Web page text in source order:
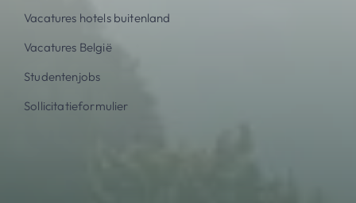
Vacatures hotels buitenland
Vacatures België
Studentenjobs
Sollicitatieformulier